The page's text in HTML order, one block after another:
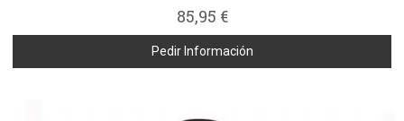
85,95 €
Pedir Información